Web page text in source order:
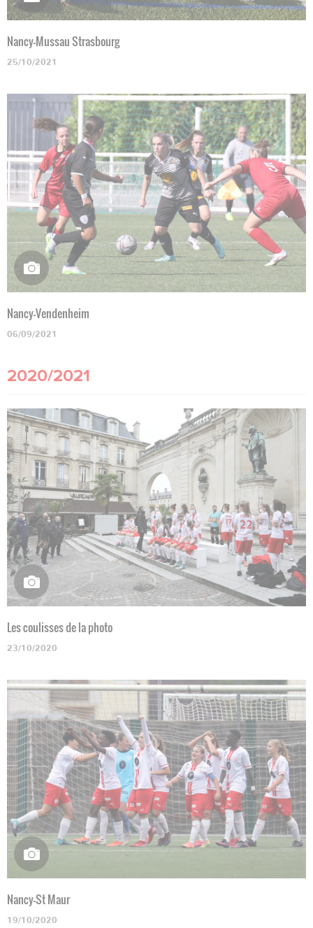
Nancy-Mussau Strasbourg
25/10/2021
Nancy-Vendenheim
06/09/2021
2020/2021
Les coulisses de la photo
23/10/2020
Nancy-St Maur
19/10/2020